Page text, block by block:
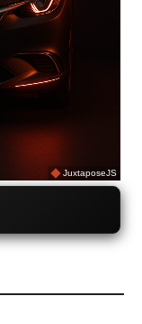
JuxtaposeJS